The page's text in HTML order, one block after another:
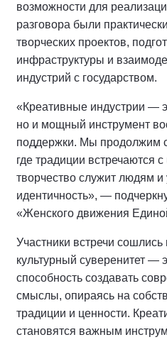
возможности для
разговора были
творческих проектов,
инфраструктуры и
индустрий с государством.
«Креативные индустрии —
но и мощный инструмент
поддержки. Мы продолжим
где традиции встречаются
творчество служит людям и
идентичность», —
«Женского движения
Участники встречи
культурный суверенитет —
способность создавать
смыслы, опираясь на
традиции и ценности.
становятся важным